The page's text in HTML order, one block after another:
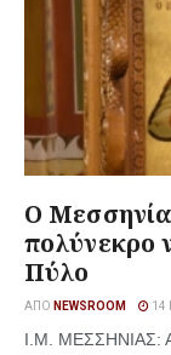
Ο
πολύνεκρο
Πύλο
ΑΠΌ NEWSROOM 14
Ι.Μ. ΜΕΣΣΗΝΙΑΣ: